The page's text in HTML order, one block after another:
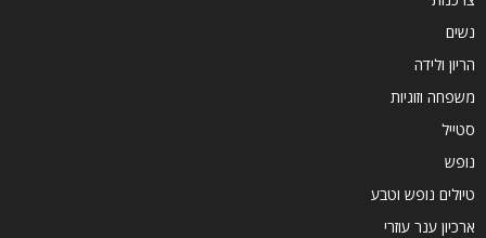
נשים
הריון ולידה
משפחה וזוגיות
סטייל
נופש
טיולים נופש וטבע
ארכיון ענר עוזרי